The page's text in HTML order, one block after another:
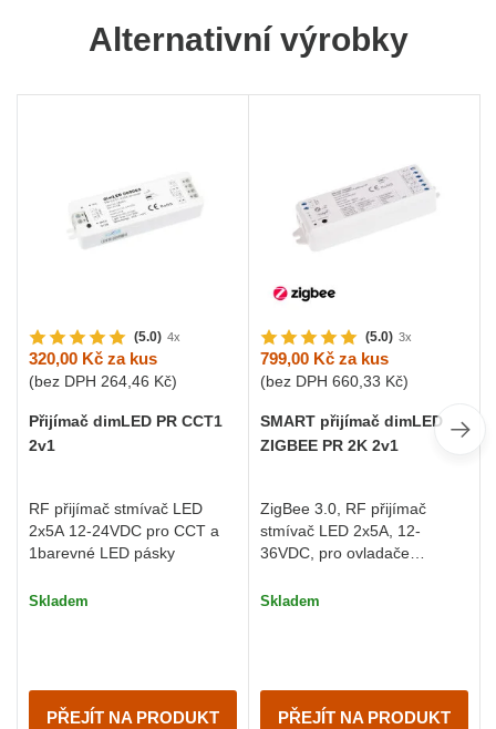
Alternativní výrobky
(5.0) 4x
320,00 Kč za kus
(bez DPH 264,46 Kč)
Přijímač dimLED PR CCT1
2v1
RF přijímač stmívač LED
2x5A 12-24VDC pro CCT a
1barevné LED pásky
Skladem
PŘEJÍT NA PRODUKT
(5.0) 3x
799,00 Kč za kus
(bez DPH 660,33 Kč)
SMART přijímač dimLED
ZIGBEE PR 2K 2v1
ZigBee 3.0, RF přijímač
stmívač LED 2x5A, 12-
36VDC, pro ovladače
Skladem
PŘEJÍT NA PRODUKT